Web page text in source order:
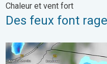
Chaleur et vent fort
Des feux font
Orage de grêle